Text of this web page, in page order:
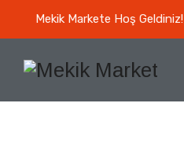
Mekik Markete Hoş Geldiniz!